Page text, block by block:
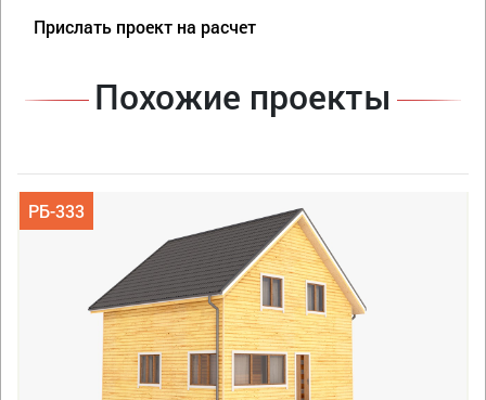
Прислать проект на расчет
Похожие проекты
РБ-333